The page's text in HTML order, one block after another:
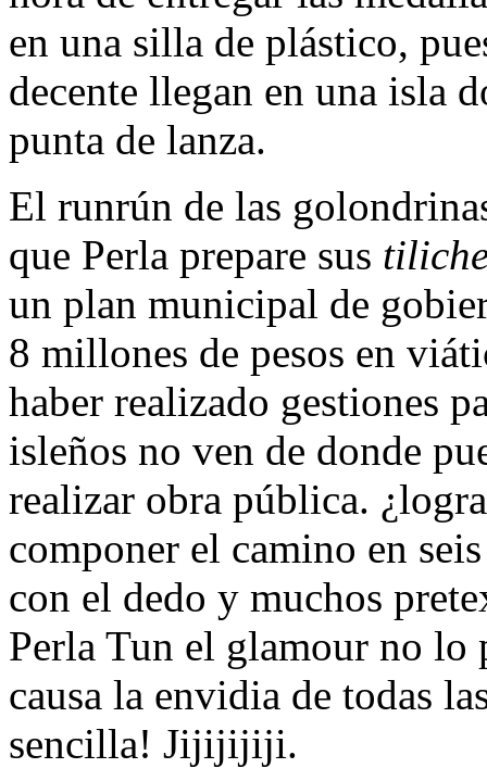
en una silla de plástico,
decente llegan en una isla
punta de lanza.
El runrún de las
que Perla prepare sus
un plan municipal de
8 millones de pesos en
haber realizado gestiones
isleños no ven de donde
realizar obra pública.
componer el camino en
con el dedo y muchos
Perla Tun el glamour no lo
causa la envidia de todas
sencilla! Jijijijiji.